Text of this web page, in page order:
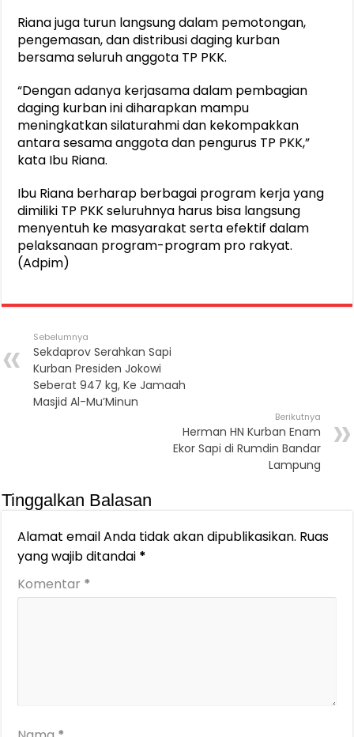
Riana juga turun langsung dalam pemotongan,
pengemasan, dan distribusi daging kurban
bersama seluruh anggota TP PKK.
“Dengan adanya kerjasama dalam pembagian
daging kurban ini diharapkan mampu
meningkatkan silaturahmi dan kekompakkan
antara sesama anggota dan pengurus TP PKK,”
kata Ibu Riana.
Ibu Riana berharap berbagai program kerja yang
dimiliki TP PKK seluruhnya harus bisa langsung
menyentuh ke masyarakat serta efektif dalam
pelaksanaan program-program pro rakyat.
(Adpim)
Sebelumnya
Sekdaprov Serahkan Sapi
Kurban Presiden Jokowi
Seberat 947 kg, Ke Jamaah
Masjid Al-Mu’Minun
Berikutnya
Herman HN Kurban Enam
Ekor Sapi di Rumdin Bandar
Lampung
Tinggalkan Balasan
Alamat email Anda tidak akan dipublikasikan. Ruas
yang wajib ditandai *
Komentar *